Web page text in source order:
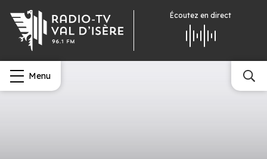
Écoutez en direct
Menu